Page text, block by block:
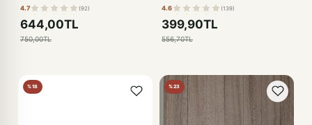
4.7 (92)
644,00TL
750,00TL
4.6 (139)
399,90TL
556,70TL
%18 %23